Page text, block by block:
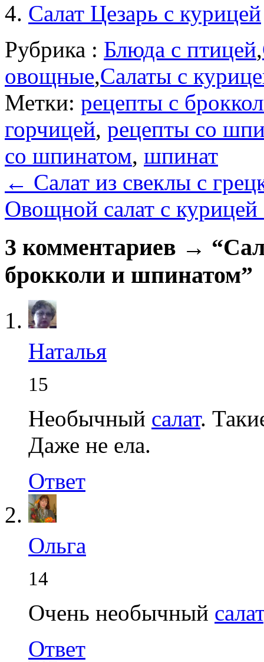
Салат Цезарь с курицей
Рубрика : Блюда с птицей,
овощные,Салаты с
Метки: рецепты с
горчицей, рецепты со
со шпинатом, шпинат
← Салат из свеклы с
Овощной салат с курицей
3 комментариев →
брокколи и шпинатом”
Наталья
15
Необычный салат.
Даже не ела.
Ответ
Ольга
14
Очень необычный салат
Ответ